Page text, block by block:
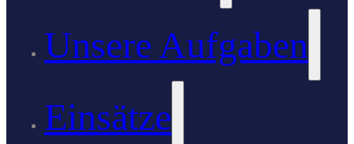
Unsere Aufgaben
Einsätze